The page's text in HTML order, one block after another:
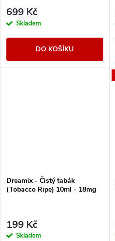
699 Kč
Skladem
DO KOŠÍKU
Dreamix - Čistý tabák
(Tobacco Ripe) 10ml - 18mg
199 Kč
Skladem